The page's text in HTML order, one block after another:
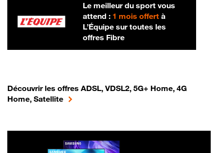
Le meilleur du sport vous
attend : 1 mois offertà
L’Équipe sur toutes les
offres Fibre
Découvrir les offres ADSL, VDSL2, 5G+ Home, 4G
Home, Satellite